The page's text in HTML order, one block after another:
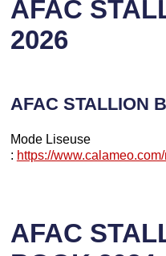
AFAC
2026
AFAC STALLION
Mode Liseuse
: https://
AFAC